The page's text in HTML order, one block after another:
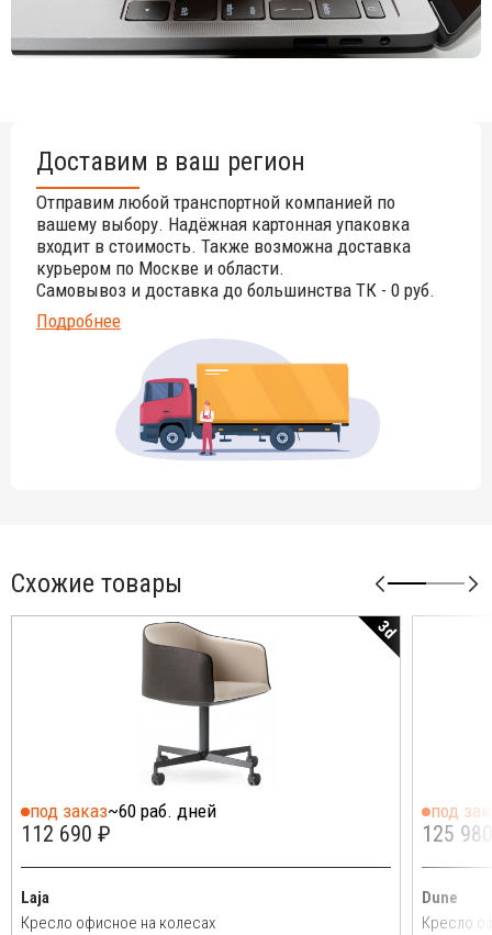
Доставим в ваш регион
Отправим любой транспортной компанией по
вашему выбору. Надёжная картонная упаковка
входит в стоимость. Также возможна доставка
курьером по Москве и области.
Самовывоз и доставка до большинства ТК - 0 руб.
Подробнее
Схожие товары
3d
под заказ~60 раб. дней
112 690 ₽
Laja
Кресло офисное на колесах
под
125
Dune
Кресло